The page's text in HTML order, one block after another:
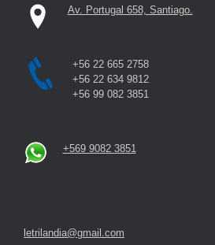
Av. Portugal 658, Santiago.
+56 22 665 2758
+56 22 634 9812
+56 99 082 3851
+569 9082 3851
letrilandia@gmail.com